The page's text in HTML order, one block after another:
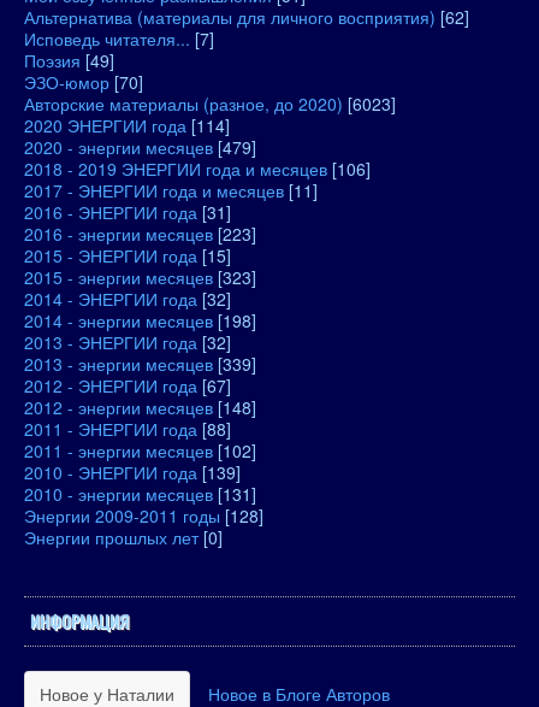
Альтернатива (материалы для личного восприятия) [62]
Исповедь читателя... [7]
Поэзия [49]
ЭЗО-юмор [70]
Авторские материалы (разное, до 2020) [6023]
2020 ЭНЕРГИИ года [114]
2020 - энергии месяцев [479]
2018 - 2019 ЭНЕРГИИ года и месяцев [106]
2017 - ЭНЕРГИИ года и месяцев [11]
2016 - ЭНЕРГИИ года [31]
2016 - энергии месяцев [223]
2015 - ЭНЕРГИИ года [15]
2015 - энергии месяцев [323]
2014 - ЭНЕРГИИ года [32]
2014 - энергии месяцев [198]
2013 - ЭНЕРГИИ года [32]
2013 - энергии месяцев [339]
2012 - ЭНЕРГИИ года [67]
2012 - энергии месяцев [148]
2011 - ЭНЕРГИИ года [88]
2011 - энергии месяцев [102]
2010 - ЭНЕРГИИ года [139]
2010 - энергии месяцев [131]
Энергии 2009-2011 годы [128]
Энергии прошлых лет [0]
ИНФОРМАЦИЯ
Новое у Наталии Новое в Блоге Авторов